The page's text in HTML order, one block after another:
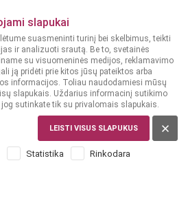
slapukai
suasmeninti turinį bei skelbimus, teikti
ir analizuoti srautą. Be to, svetainės
su visuomeninės medijos, reklamavimo
ją pridėti prie kitos jūsų pateiktos arba
informacijos. Toliau naudodamiesi mūsų
slapukais. Uždarius informacinį sutikimo
sutinkate tik su privalomais slapukais.
LEISTI VISUS SLAPUKUS
Statistika Rinkodara
Blanc 0,75 L